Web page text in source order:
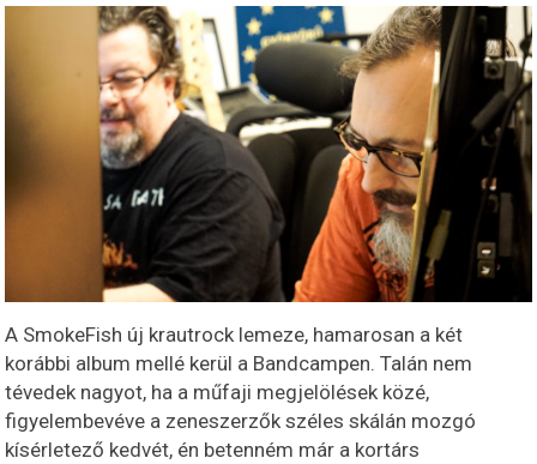
A SmokeFish új krautrock lemeze, hamarosan a két
korábbi album mellé kerül a Bandcampen. Talán nem
tévedek nagyot, ha a műfaji megjelölések közé,
figyelembevéve a zeneszerzők széles skálán mozgó
kísérletező kedvét, én betenném már a kortárs